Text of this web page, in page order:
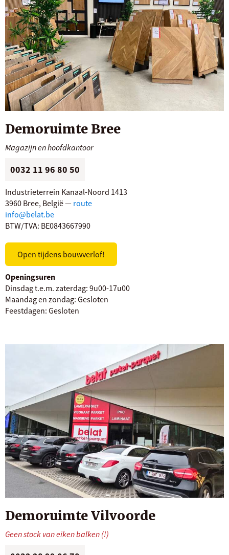
Demoruimte Bree
Magazijn en hoofdkantoor
0032 11 96 80 50
Industrieterrein Kanaal-Noord 1413
3960 Bree, België — route
info@belat.be
BTW/TVA: BE0843667990
Open tijdens bouwverlof!
Openingsuren
Dinsdag t.e.m. zaterdag: 9u00-17u00
Maandag en zondag: Gesloten
Feestdagen: Gesloten
Demoruimte Vilvoorde
Geen stock van eiken balken (!)